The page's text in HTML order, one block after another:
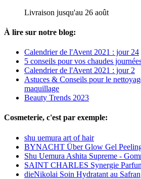
Livraison jusqu'au 26 août
À lire sur notre blog:
Calendrier de l'Avent 2021 : jour 24
5 conseils pour vos chaudes
Calendrier de l'Avent 2021 : jour 2
Astuces & Conseils pour le
maquillage
Beauty Trends 2023
Cosmeterie, c'est par exemple:
shu uemura art of hair
BYNACHT Über Glow Gel
Shu Uemura Ashita Supreme -
SAINT CHARLES Synergie
dieNikolai Soin Hydratant au Safran